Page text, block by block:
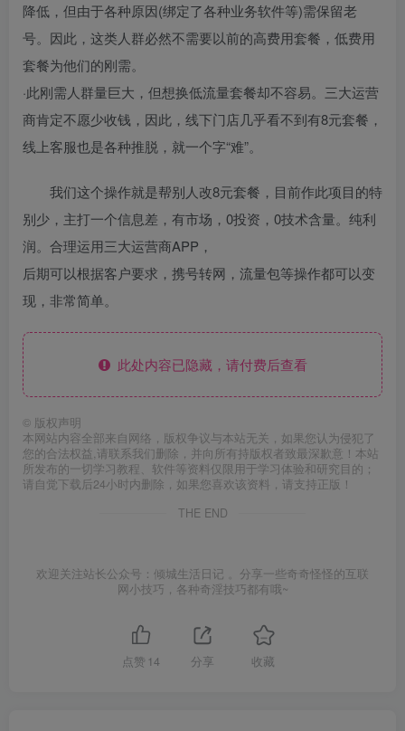
降低，但由于各种原因(绑定了各种业务软件等)需保留老
号。因此，这类人群必然不需要以前的高费用套餐，低费用
套餐为他们的刚需。
·此刚需人群量巨大，但想换低流量套餐却不容易。三大运营
商肯定不愿少收钱，因此，线下门店几乎看不到有8元套餐，
线上客服也是各种推脱，就一个字“难”。
我们这个操作就是帮别人改8元套餐，目前作此项目的特
别少，主打一个信息差，有市场，0投资，0技术含量。纯利
润。合理运用三大运营商APP，
后期可以根据客户要求，携号转网，流量包等操作都可以变
现，非常简单。
此处内容已隐藏，请付费后查看
© 版权声明
本网站内容全部来自网络，版权争议与本站无关，如果您认为侵犯了
您的合法权益,请联系我们删除，并向所有持版权者致最深歉意！本站
所发布的一切学习教程、软件等资料仅限用于学习体验和研究目的；
请自觉下载后24小时内删除，如果您喜欢该资料，请支持正版！
THE END
欢迎关注站长公众号：倾城生活日记 。分享一些奇奇怪怪的互联
网小技巧，各种奇淫技巧都有哦~
点赞 14 分享 收藏